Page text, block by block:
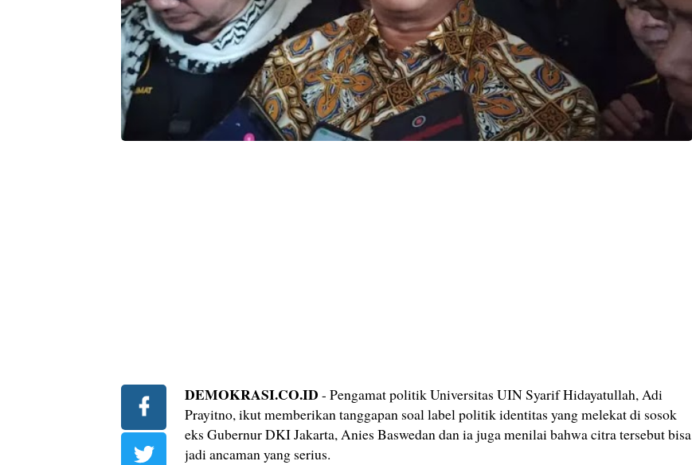
DEMOKRASI.CO.ID - Pengamat politik Universitas UIN Syarif Hidayatullah, Adi
Prayitno, ikut memberikan tanggapan soal label politik identitas yang melekat di sosok
eks Gubernur DKI Jakarta, Anies Baswedan dan ia juga menilai bahwa citra tersebut bisa
jadi ancaman yang serius.